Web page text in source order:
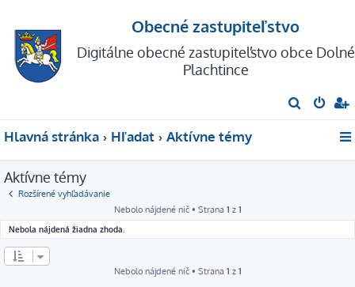
Obecné zastupiteľstvo
Digitálne obecné zastupiteľstvo obce Dolné
Plachtince
ľ
d
Hlavná stránka Hľadať Aktívne témy
Aktívne témy
Rozšírené vyhľadávanie
Nebolo nájdené nič • Strana 1 z 1
Nebola nájdená žiadna zhoda.
Nebolo nájdené nič • Strana 1 z 1